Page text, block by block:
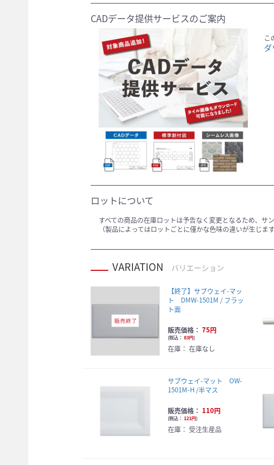
CADデータ提供サービスのご案内
こ
ロットについて
すべての商品の在庫ロットは予告なく変更となるため、サ
（製品によってはロットごとに僅かな色味の違いが生じ
VARIATION バリエーション
【終了】サブウェイ-マッ
ト DMW-1501M / フラッ
ト面
販売価格：75円
(税込：83円)
在庫：在庫なし
サブウェイ-マット OW-
1501M-H /半マス
販売価格： 110円
(税込：121円)
在庫： 受注生産品